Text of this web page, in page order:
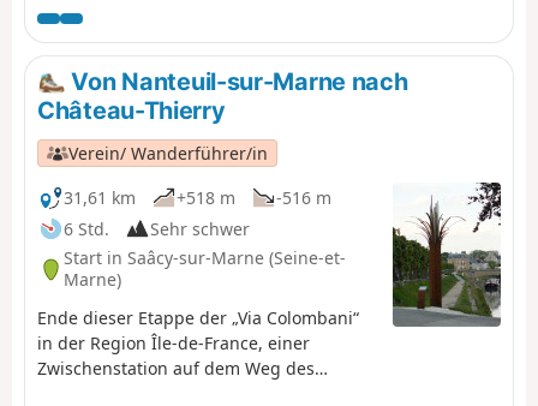
einer relativ wilden und ruhigen Schleife der Marne.
Ideal bei trockenem und sonnigem Wetter. (!) Achten Sie
auf die Jagdtage. Informieren Sie sich beim Rathaus
über die Jagdtage (jeden zweiten Sonntag).
Von Nanteuil-sur-Marne nach
Château-Thierry
Verein/ Wanderführer/in
31,61 km
+518 m
-516 m
6 Std.
Sehr schwer
Start in Saâcy-sur-Marne (Seine-et-
Marne)
Ende dieser Etappe der „Via Colombani“
in der Region Île-de-France, einer
Zwischenstation auf dem Weg des